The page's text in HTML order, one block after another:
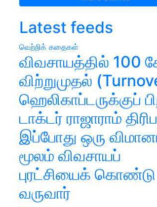
Latest feeds
வெற்றிக் கதைகள்
விவசாயத்தில் 100
விற்றுமுதல்
ஹெலிகாப்டருக்குப்
டாக்டர் ராஜாராம்
இப்போது ஒரு
மூலம் விவசாயப்
புரட்சியைக் கொண்டு
வருவார்